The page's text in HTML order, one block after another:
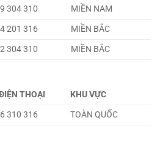
304 310
MIỀN NAM
201 316
MIỀN BẮC
304 310 MIỀN BẮC
THOẠI
KHU VỰC
310 316 TOÀN QUỐC